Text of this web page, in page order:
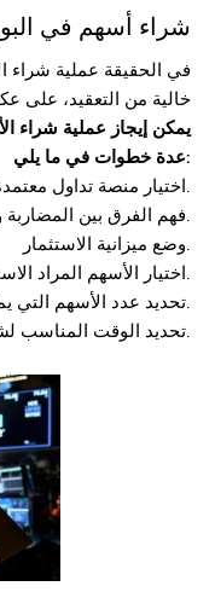
شراء أسهم في
في الحقيقة عملية شراء
خالية من التعقيد، على
يمكن إيجاز عملية شراء
عدة خطوات في ما يلي:
اختيار منصة تداول معتمدة لشراء أو تداول الأسهم الأمريكية.
فهم الفرق بين المضاربة والاستثمار طويل الأمد.
وضع ميزانية الاستثمار.
اختيار الأسهم المراد الاستثمار فيها.
تحديد عدد الأسهم التي يمكن البدء بالاستثمار خلالها.
تحديد الوقت المناسب لشراء الأسهم.